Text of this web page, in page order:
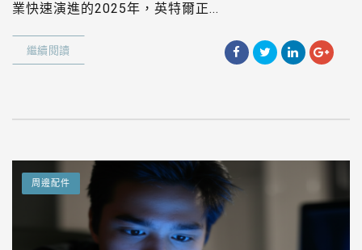
業快速演進的2025年，英特爾正...
繼續閱讀
周邊配件